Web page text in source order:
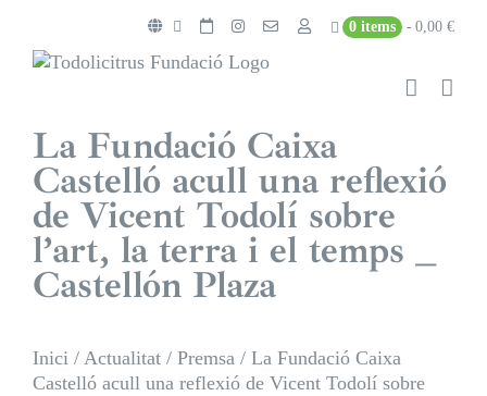
content
0 items 0,00 €
La Fundació Caixa
Castelló acull una reflexió
de Vicent Todolí sobre
l’art, la terra i el temps _
Castellón Plaza
Inici / Actualitat / Premsa / La Fundació Caixa
Castelló acull una reflexió de Vicent Todolí sobre